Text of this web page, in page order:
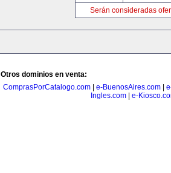
Serán consideradas
Otros dominios en venta:
ComprasPorCatalogo.com| e-BuenosAires.com|
Ingles.com
e-